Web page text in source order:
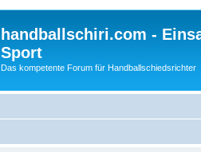
handballschiri.com -
Sport
Das kompetente Forum für Handballschiedsrichter